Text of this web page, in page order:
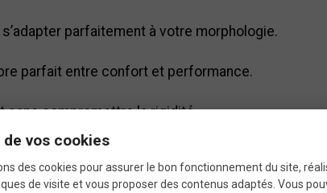
parfaitement à votre morphologie.
parfait entre confort et performance.
sans compromettre la rigidité.
de vos cookies
des cookies pour assurer le bon fonctionnement du site,
de visite et vous proposer des contenus adaptés. Vous